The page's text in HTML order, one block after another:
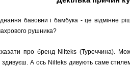
бавовни і бамбука - це відмінне
рушника?
про бренд Nilteks (Туреччина).
А ось Nilteks дивують саме